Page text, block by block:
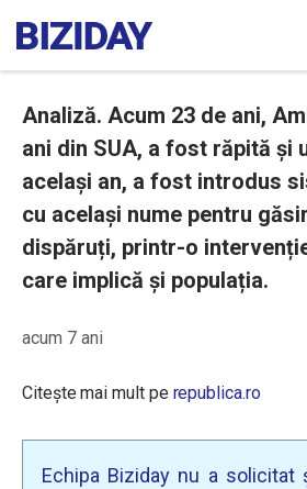
Analiză. Acum 23 de ani,
ani din SUA, a fost răpită și
același an, a fost introdus
cu același nume pentru
dispăruți, printr-o
care implică și populația.
acum 7 ani
Citește mai mult pe republica.ro
Echipa Biziday nu a solicitat